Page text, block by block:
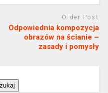
Older Post
Odpowiednia kompozycja
obrazów na ścianie –
zasady i pomysły